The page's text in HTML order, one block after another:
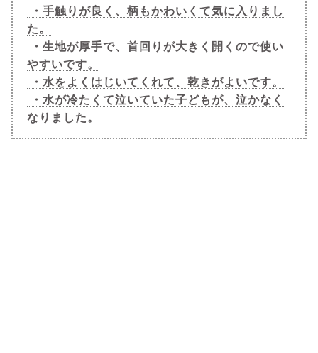
・手触りが良く、柄もかわいくて気に入りまし
た。
・生地が厚手で、首回りが大きく開くので使い
やすいです。
・水をよくはじいてくれて、乾きがよいです。
・水が冷たくて泣いていた子どもが、泣かなく
なりました。